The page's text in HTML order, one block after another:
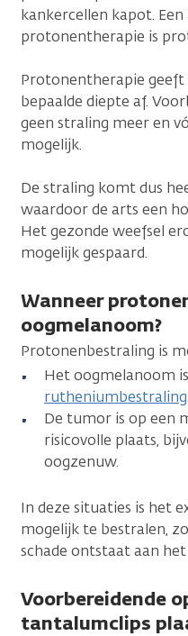
kankercellen kapot.
protonentherapie is
Protonentherapie geeft
bepaalde diepte af.
geen straling meer en
mogelijk.
De straling komt dus
waardoor de arts een
Het gezonde weefsel
mogelijk gespaard.
Wanneer
oogmelanoom?
Protonenbestraling is
Het oogmelanoom
rutheniumbestraling.
De tumor is op een
risicovolle plaats,
oogzenuw.
In deze situaties is het
mogelijk te bestralen,
schade ontstaat aan het
Voorbereidende
tantalumclips